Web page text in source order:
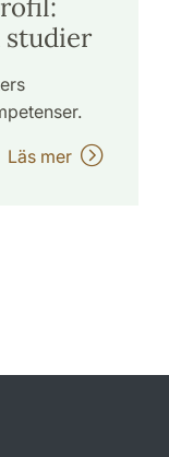
Läs mer